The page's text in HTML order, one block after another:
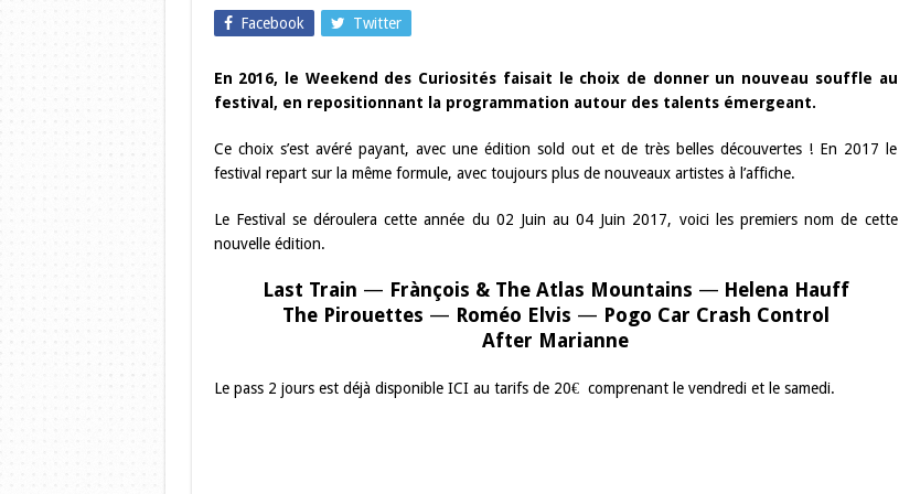
Facebook Twitter
En 2016, le Weekend des Curiosités faisait le choix de donner un nouveau souffle au
festival, en repositionnant la programmation autour des talents émergeant.
Ce choix s’est avéré payant, avec une édition sold out et de très belles découvertes ! En 2017 le
festival repart sur la même formule, avec toujours plus de nouveaux artistes à l’affiche.
Le Festival se déroulera cette année du 02 Juin au 04 Juin 2017, voici les premiers nom de cette
nouvelle édition.
Last Train — Frànçois & The Atlas Mountains — Helena Hauff
The Pirouettes — Roméo Elvis — Pogo Car Crash Control
After Marianne
Le pass 2 jours est déjà disponible ICI au tarifs de 20€ comprenant le vendredi et le samedi.